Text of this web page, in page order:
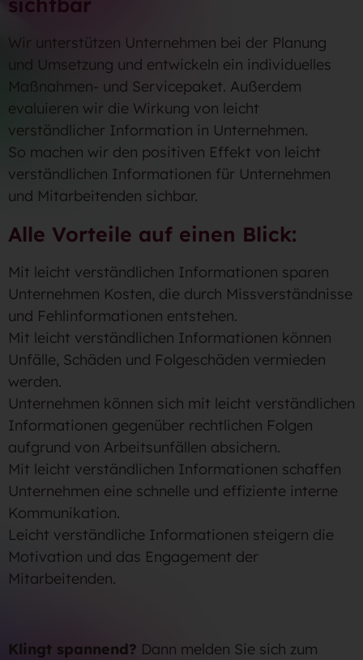
Wir unterstützen Unternehmen bei der Planung
und Umsetzung und entwickeln ein individuelles
Maßnahmen- und Servicepaket. Außerdem
evaluieren wir die Wirkung von leicht
verständlicher Information in Unternehmen.
So machen wir den positiven Effekt von leicht
verständlichen Informationen für Unternehmen
und Mitarbeitenden sichbar.
Alle Vorteile auf einen Blick:
Mit leicht verständlichen Informationen sparen
Unternehmen Kosten, die durch Missverständnisse
und Fehlinformationen entstehen.
Mit leicht verständlichen Informationen können
Unfälle, Schäden und Folgeschäden vermieden
werden.
Unternehmen können sich mit leicht verständlichen
Informationen gegenüber rechtlichen Folgen
aufgrund von Arbeitsunfällen absichern.
Mit leicht verständlichen Informationen schaffen
Unternehmen eine schnelle und effiziente interne
Kommunikation.
Leicht verständliche Informationen steigern die
Motivation und das Engagement der
Mitarbeitenden.
Klingt spannend? Dann melden Sie sich zum